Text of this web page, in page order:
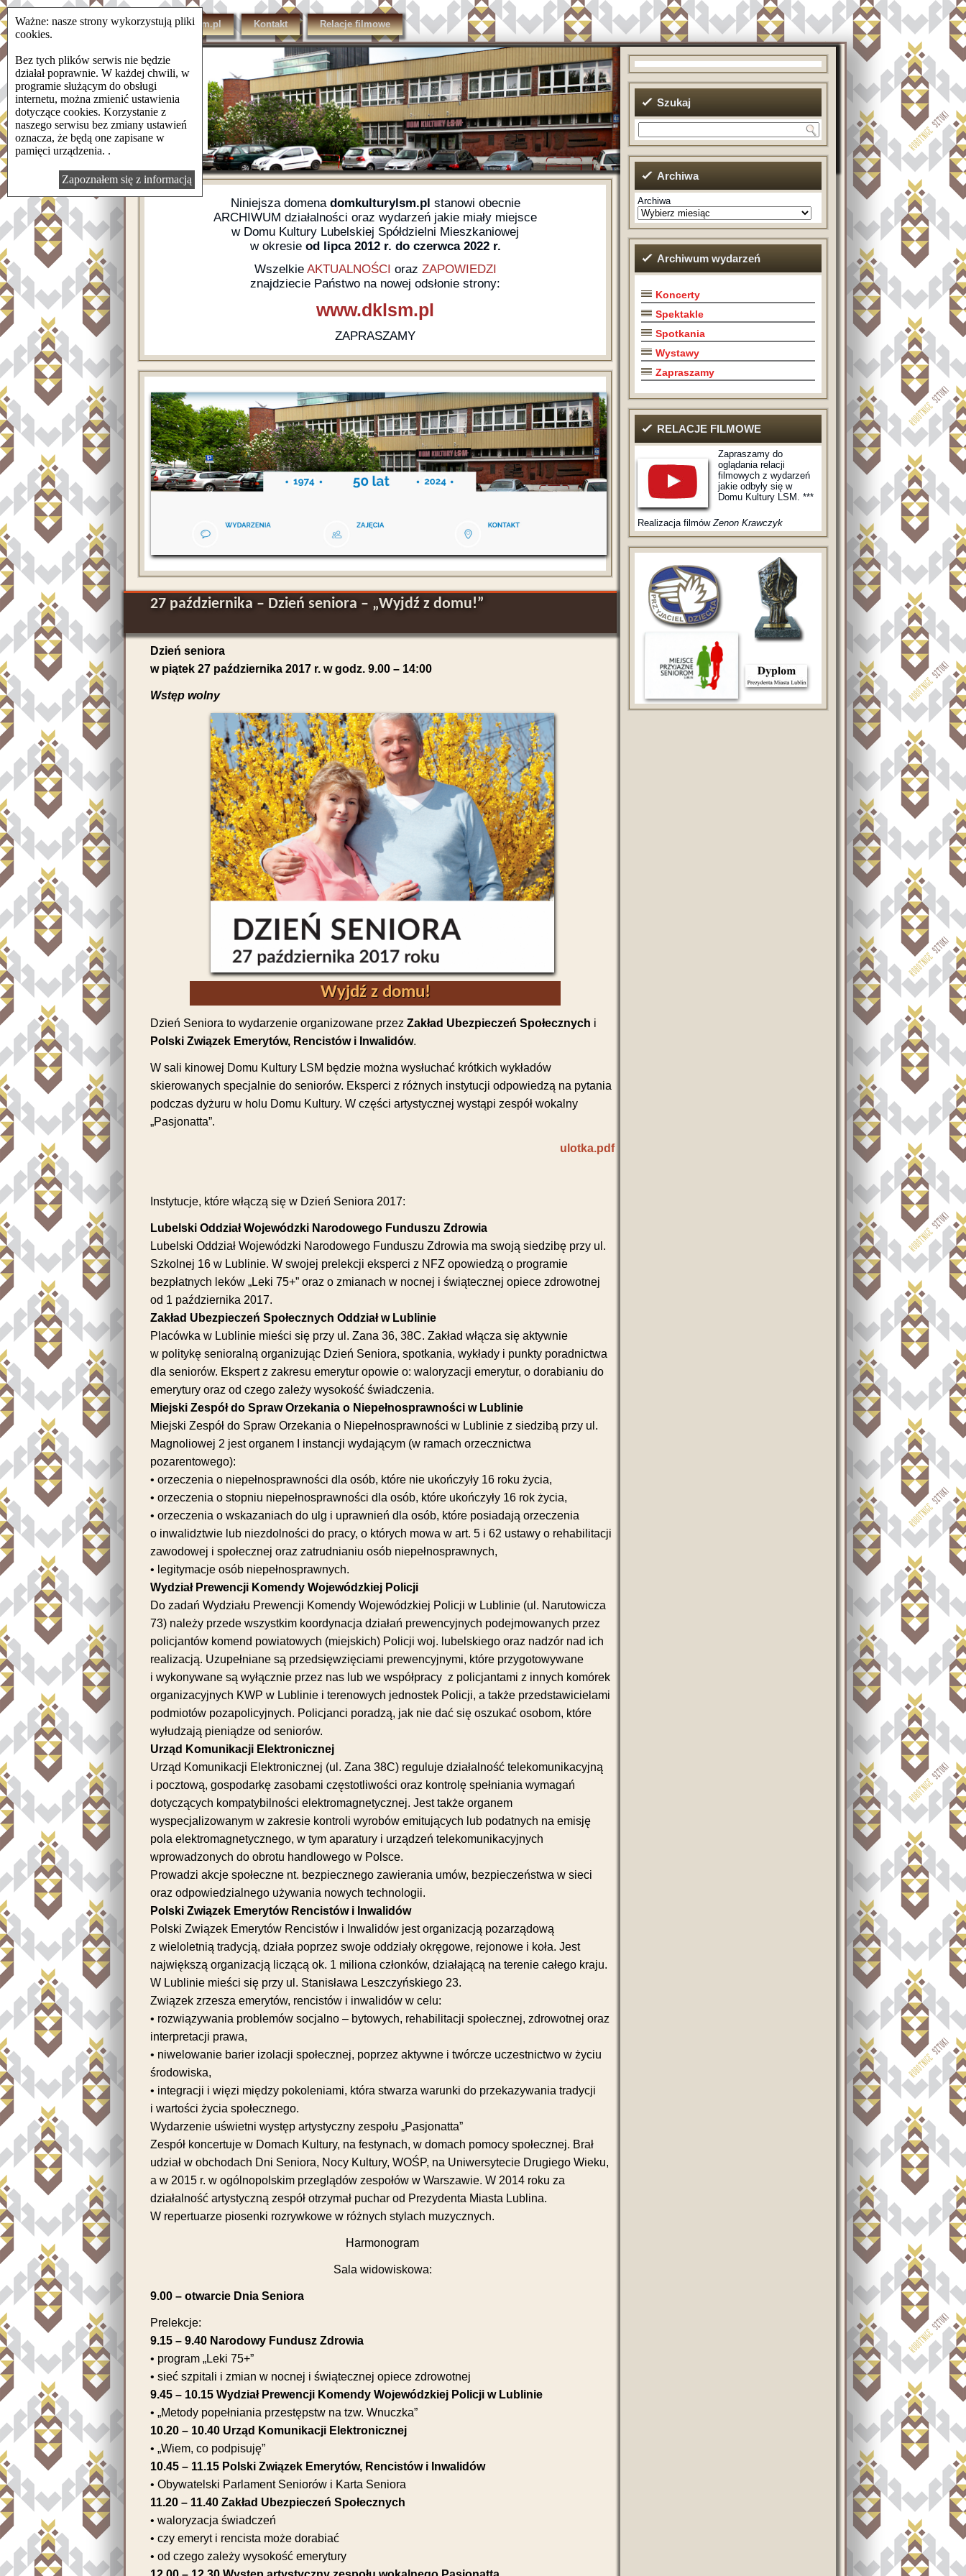
domkulturylsm.pl Kontakt Relacje filmowe
Niniejsza domena domkulturylsm.pl stanowi obecnie
ARCHIWUM działalności oraz wydarzeń jakie miały miejsce
w Domu Kultury Lubelskiej Spółdzielni Mieszkaniowej
w okresie od lipca 2012 r. do czerwca 2022 r.
Wszelkie AKTUALNOŚCI oraz ZAPOWIEDZI
znajdziecie Państwo na nowej odsłonie strony:
www.dklsm.pl
ZAPRASZAMY
27 października – Dzień seniora – „Wyjdź z domu!”
Dzień seniora
w piątek 27 października 2017 r. w godz. 9.00 – 14:00
Wstęp wolny
Wyjdź z domu!
Dzień Seniora to wydarzenie organizowane przez Zakład Ubezpieczeń Społecznych i
Polski Związek Emerytów, Rencistów i Inwalidów.
W sali kinowej Domu Kultury LSM będzie można wysłuchać krótkich wykładów
skierowanych specjalnie do seniorów. Eksperci z różnych instytucji odpowiedzą na pytania
podczas dyżuru w holu Domu Kultury. W części artystycznej wystąpi zespół wokalny
„Pasjonatta”.
ulotka.pdf
Instytucje, które włączą się w Dzień Seniora 2017:
Lubelski Oddział Wojewódzki Narodowego Funduszu Zdrowia
Lubelski Oddział Wojewódzki Narodowego Funduszu Zdrowia ma swoją siedzibę przy ul.
Szkolnej 16 w Lublinie. W swojej prelekcji eksperci z NFZ opowiedzą o programie
bezpłatnych leków „Leki 75+” oraz o zmianach w nocnej i świątecznej opiece zdrowotnej
od 1 października 2017.
Zakład Ubezpieczeń Społecznych Oddział w Lublinie
Placówka w Lublinie mieści się przy ul. Zana 36, 38C. Zakład włącza się aktywnie
w politykę senioralną organizując Dzień Seniora, spotkania, wykłady i punkty poradnictwa
dla seniorów. Ekspert z zakresu emerytur opowie o: waloryzacji emerytur, o dorabianiu do
emerytury oraz od czego zależy wysokość świadczenia.
Miejski Zespół do Spraw Orzekania o Niepełnosprawności w Lublinie
Miejski Zespół do Spraw Orzekania o Niepełnosprawności w Lublinie z siedzibą przy ul.
Magnoliowej 2 jest organem I instancji wydającym (w ramach orzecznictwa
pozarentowego):
• orzeczenia o niepełnosprawności dla osób, które nie ukończyły 16 roku życia,
• orzeczenia o stopniu niepełnosprawności dla osób, które ukończyły 16 rok życia,
• orzeczenia o wskazaniach do ulg i uprawnień dla osób, które posiadają orzeczenia
o inwalidztwie lub niezdolności do pracy, o których mowa w art. 5 i 62 ustawy o rehabilitacji
zawodowej i społecznej oraz zatrudnianiu osób niepełnosprawnych,
• legitymacje osób niepełnosprawnych.
Wydział Prewencji Komendy Wojewódzkiej Policji
Do zadań Wydziału Prewencji Komendy Wojewódzkiej Policji w Lublinie (ul. Narutowicza
73) należy przede wszystkim koordynacja działań prewencyjnych podejmowanych przez
policjantów komend powiatowych (miejskich) Policji woj. lubelskiego oraz nadzór nad ich
realizacją. Uzupełniane są przedsięwzięciami prewencyjnymi, które przygotowywane
i wykonywane są wyłącznie przez nas lub we współpracy z policjantami z innych komórek
organizacyjnych KWP w Lublinie i terenowych jednostek Policji, a także przedstawicielami
podmiotów pozapolicyjnych. Policjanci poradzą, jak nie dać się oszukać osobom, które
wyłudzają pieniądze od seniorów.
Urząd Komunikacji Elektronicznej
Urząd Komunikacji Elektronicznej (ul. Zana 38C) reguluje działalność telekomunikacyjną
i pocztową, gospodarkę zasobami częstotliwości oraz kontrolę spełniania wymagań
dotyczących kompatybilności elektromagnetycznej. Jest także organem
wyspecjalizowanym w zakresie kontroli wyrobów emitujących lub podatnych na emisję
pola elektromagnetycznego, w tym aparatury i urządzeń telekomunikacyjnych
wprowadzonych do obrotu handlowego w Polsce.
Prowadzi akcje społeczne nt. bezpiecznego zawierania umów, bezpieczeństwa w sieci
oraz odpowiedzialnego używania nowych technologii.
Polski Związek Emerytów Rencistów i Inwalidów
Polski Związek Emerytów Rencistów i Inwalidów jest organizacją pozarządową
z wieloletnią tradycją, działa poprzez swoje oddziały okręgowe, rejonowe i koła. Jest
największą organizacją liczącą ok. 1 miliona członków, działającą na terenie całego kraju.
W Lublinie mieści się przy ul. Stanisława Leszczyńskiego 23.
Związek zrzesza emerytów, rencistów i inwalidów w celu:
• rozwiązywania problemów socjalno – bytowych, rehabilitacji społecznej, zdrowotnej oraz
interpretacji prawa,
• niwelowanie barier izolacji społecznej, poprzez aktywne i twórcze uczestnictwo w życiu
środowiska,
• integracji i więzi między pokoleniami, która stwarza warunki do przekazywania tradycji
i wartości życia społecznego.
Wydarzenie uświetni występ artystyczny zespołu „Pasjonatta”
Zespół koncertuje w Domach Kultury, na festynach, w domach pomocy społecznej. Brał
udział w obchodach Dni Seniora, Nocy Kultury, WOŚP, na Uniwersytecie Drugiego Wieku,
a w 2015 r. w ogólnopolskim przeglądów zespołów w Warszawie. W 2014 roku za
działalność artystyczną zespół otrzymał puchar od Prezydenta Miasta Lublina.
W repertuarze piosenki rozrywkowe w różnych stylach muzycznych.
Harmonogram
Sala widowiskowa:
9.00 – otwarcie Dnia Seniora
Prelekcje:
9.15 – 9.40 Narodowy Fundusz Zdrowia
• program „Leki 75+”
• sieć szpitali i zmian w nocnej i świątecznej opiece zdrowotnej
9.45 – 10.15 Wydział Prewencji Komendy Wojewódzkiej Policji w Lublinie
• „Metody popełniania przestępstw na tzw. Wnuczka”
10.20 – 10.40 Urząd Komunikacji Elektronicznej
• „Wiem, co podpisuję”
10.45 – 11.15 Polski Związek Emerytów, Rencistów i Inwalidów
• Obywatelski Parlament Seniorów i Karta Seniora
11.20 – 11.40 Zakład Ubezpieczeń Społecznych
• waloryzacja świadczeń
• czy emeryt i rencista może dorabiać
• od czego zależy wysokość emerytury
Szukaj
Archiwa
Archiwa
Archiwum wydarzeń
Koncerty
Spektakle
Spotkania
Wystawy
Zapraszamy
RELACJE FILMOWE
Zapraszamy do
oglądania relacji
filmowych z wydarzeń
jakie odbyły się w
Domu Kultury LSM. ***
Realizacja filmówZenon Krawczyk
Ważne: nasze strony wykorzystują pliki
cookies.
Bez tych plików serwis nie będzie
działał poprawnie. W każdej chwili, w
programie służącym do obsługi
internetu, można zmienić ustawienia
dotyczące cookies. Korzystanie z
naszego serwisu bez zmiany ustawień
oznacza, że będą one zapisane w
pamięci urządzenia. .
Zapoznałem się z informacją